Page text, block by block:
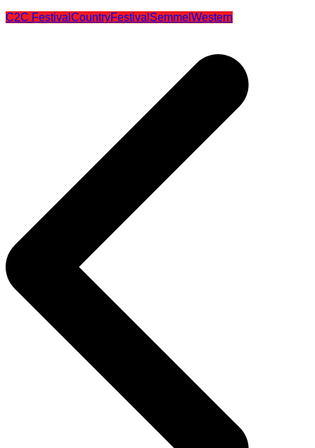
C2C Festival CountryFestival Semmel Western